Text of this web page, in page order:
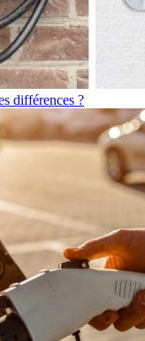
différences ?